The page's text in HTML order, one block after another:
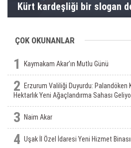
Kürt kardeşliği bir slogan
toprakların gerçeğidir”
ÇOK OKUNANLAR
1 Kaymakam Akar’ın Mutlu Günü
2
Erzurum Valiliği Duyurdu: Palandöken
Hektarlık Yeni Ağaçlandırma Sahası
3 Naim Akar
4 Uşak İl Özel İdaresi Yeni Hizmet